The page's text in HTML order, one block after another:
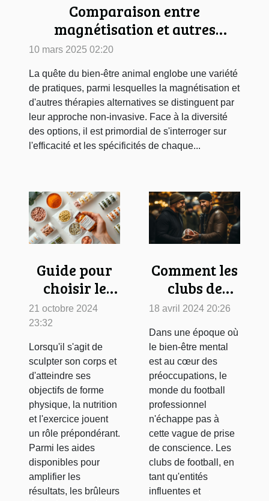
Comparaison entre
magnétisation et autres
thérapies alternatives pour
animaux
10 mars 2025 02:20
La quête du bien-être animal englobe une variété
de pratiques, parmi lesquelles la magnétisation et
d'autres thérapies alternatives se distinguent par
leur approche non-invasive. Face à la diversité
des options, il est primordial de s'interroger sur
l'efficacité et les spécificités de chaque...
Guide pour
choisir le
brûleur de
graisse
adapté à vos
besoins
21 octobre 2024
23:32
Lorsqu'il s'agit de
sculpter son corps et
d'atteindre ses
objectifs de forme
physique, la nutrition
et l'exercice jouent
un rôle prépondérant.
Parmi les aides
disponibles pour
amplifier les
résultats, les brûleurs
Comment les
clubs de
football
promeuvent-
ils la santé
mentale chez
les joueurs
18 avril 2024 20:26
Dans une époque où
le bien-être mental
est au cœur des
préoccupations, le
monde du football
professionnel
n'échappe pas à
cette vague de prise
de conscience. Les
clubs de football, en
tant qu'entités
influentes et